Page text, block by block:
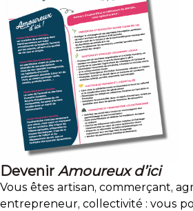
Devenir Amoureux d’ici
Vous êtes artisan, commerçant,
entrepreneur, collectivité : vous